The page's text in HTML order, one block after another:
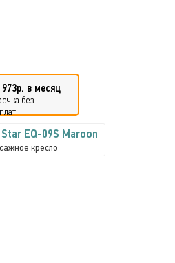
в месяц
без
EQ-09S Maroon
кресло